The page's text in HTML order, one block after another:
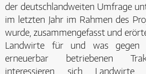
der deutschlandweiten Umfrage
im letzten Jahr im Rahmen des
wurde, zusammengefasst und
Landwirte für und was gegen
erneuerbar betriebenen
interessieren sich Landwirte